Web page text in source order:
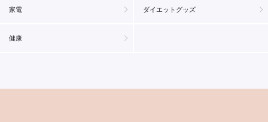
家電 ダイエットグッズ
健康